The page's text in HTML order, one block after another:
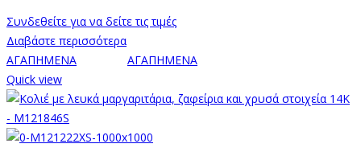
Συνδεθείτε για να δείτε τις τιμές
Διαβάστε περισσότερα
ΑΓΑΠΗΜΕΝΑ
ΑΓΑΠΗΜΕΝΑ
Quick view